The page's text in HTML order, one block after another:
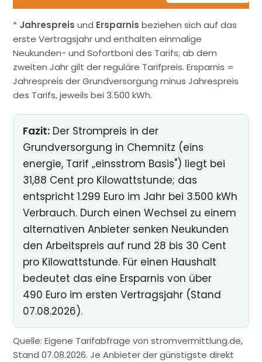
* Jahrespreis und Ersparnis beziehen sich auf das
erste Vertragsjahr und enthalten einmalige
Neukunden- und Sofortboni des Tarifs; ab dem
zweiten Jahr gilt der reguläre Tarifpreis. Ersparnis =
Jahrespreis der Grundversorgung minus Jahrespreis
des Tarifs, jeweils bei 3.500 kWh.
Fazit: Der Strompreis in der
Grundversorgung in Chemnitz (eins
energie, Tarif „einsstrom Basis") liegt bei
31,88 Cent pro Kilowattstunde; das
entspricht 1.299 Euro im Jahr bei 3.500 kWh
Verbrauch. Durch einen Wechsel zu einem
alternativen Anbieter senken Neukunden
den Arbeitspreis auf rund 28 bis 30 Cent
pro Kilowattstunde. Für einen Haushalt
bedeutet das eine Ersparnis von über
490 Euro im ersten Vertragsjahr (Stand
07.08.2026).
Quelle: Eigene Tarifabfrage von stromvermittlung.de,
Stand 07.08.2026. Je Anbieter der günstigste direkt